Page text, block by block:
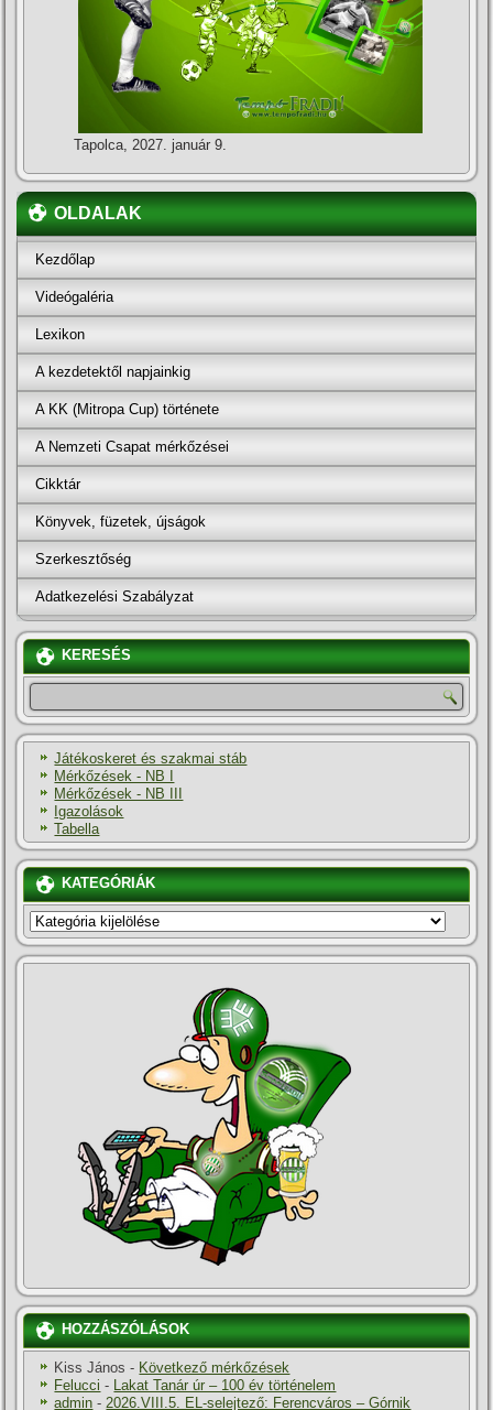
Tapolca, 2027. január 9.
OLDALAK
Kezdőlap
Videógaléria
Lexikon
A kezdetektől napjainkig
A KK (Mitropa Cup) története
A Nemzeti Csapat mérkőzései
Cikktár
Könyvek, füzetek, újságok
Szerkesztőség
Adatkezelési Szabályzat
KERESÉS
Játékoskeret és szakmai stáb
Mérkőzések - NB I
Mérkőzések - NB III
Igazolások
Tabella
KATEGÓRIÁK
KATEGÓRIÁK
HOZZÁSZÓLÁSOK
Kiss János - Következő mérkőzések
Felucci - Lakat Tanár úr – 100 év történelem
admin -2026.VIII.5. EL-selejtező: Ferencváros – Górnik